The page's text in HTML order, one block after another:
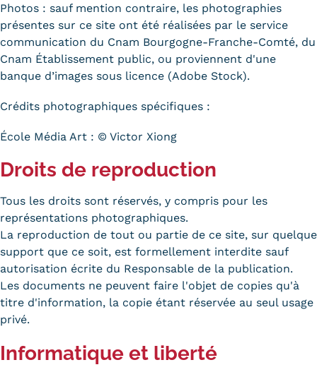
Agenda
Revue de presse
Contact
Contacts services
Formulaire de contact
Formations
OFFRE EN BFC
OFFRE NATIONALE
Catalogue national
Équivalences, passerelles et
Modalités d'enseignement
Photos : sauf mention contraire, les photographies
présentes sur ce site ont été réalisées par le service
communication du Cnam Bourgogne-Franche-Comté, du
Cnam Établissement public, ou proviennent d'une
banque d’images sous licence (Adobe Stock).
Crédits photographiques spécifiques :
École Média Art : © Victor Xiong
Droits de reproduction
Tous les droits sont réservés, y compris pour les
représentations photographiques.
La reproduction de tout ou partie de ce site, sur quelque
support que ce soit, est formellement interdite sauf
autorisation écrite du Responsable de la publication.
Les documents ne peuvent faire l'objet de copies qu'à
titre d'information, la copie étant réservée au seul usage
privé.
Informatique et liberté